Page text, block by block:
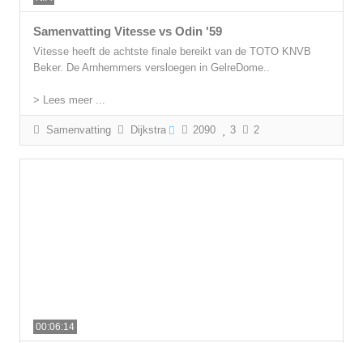
Samenvatting Vitesse vs Odin '59
Vitesse heeft de achtste finale bereikt van de TOTO KNVB
Beker. De Arnhemmers versloegen in GelreDome..
> Lees meer ...
Samenvatting Dijkstra 2090 3 2
00:06:14